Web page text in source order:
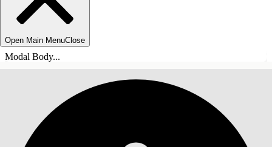
Open Main MenuClose
Modal Body...